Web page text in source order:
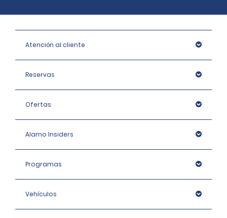
Atención al cliente
Reservas
Ofertas
Alamo Insiders
Programas
Vehículos